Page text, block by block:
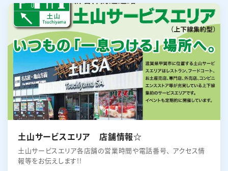
土山サービスエリア 店舗情報☆
土山サービスエリア各店舗の営業時間や電話番号、 アクセス情
報等をお伝えします!!